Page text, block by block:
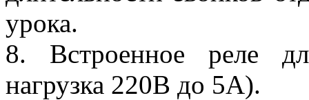
урока.
8. Встроенное реле
нагрузка 220В до 5А).